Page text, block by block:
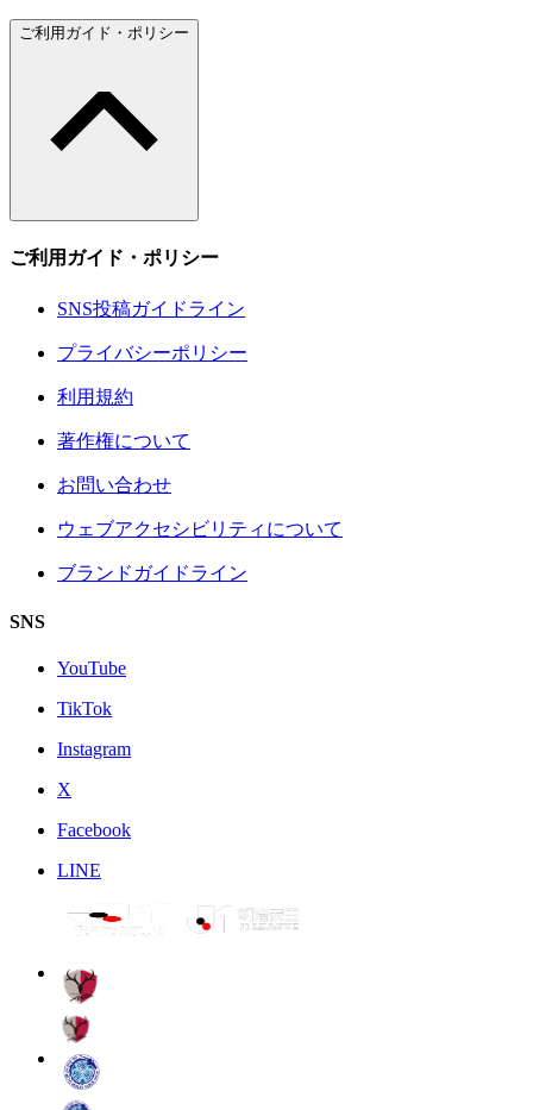
ご利用ガイド・ポリシー
ご利用ガイド・ポリシー
SNS投稿ガイドライン
プライバシーポリシー
利用規約
著作権について
お問い合わせ
ウェブアクセシビリティについて
ブランドガイドライン
SNS
YouTube
TikTok
Instagram
X
Facebook
LINE